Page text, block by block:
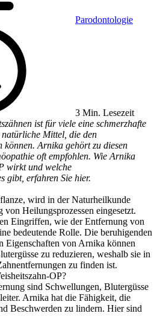
Parodontologie
3 Min. Lesezeit
ist für viele eine schmerzhafte
Mittel, die den
können. Arnika gehört zu diesen
oft empfohlen. Wie Arnika
wirkt und welche
gibt, erfahren Sie hier.
wird in der Naturheilkunde
Heilungsprozessen eingesetzt.
Eingriffen, wie der Entfernung von
bedeutende Rolle. Die beruhigenden
Eigenschaften von Arnika können
zu reduzieren, weshalb sie in
zu finden ist.
OP?
sind Schwellungen, Blutergüsse
Arnika hat die Fähigkeit, die
Beschwerden zu lindern. Hier sind